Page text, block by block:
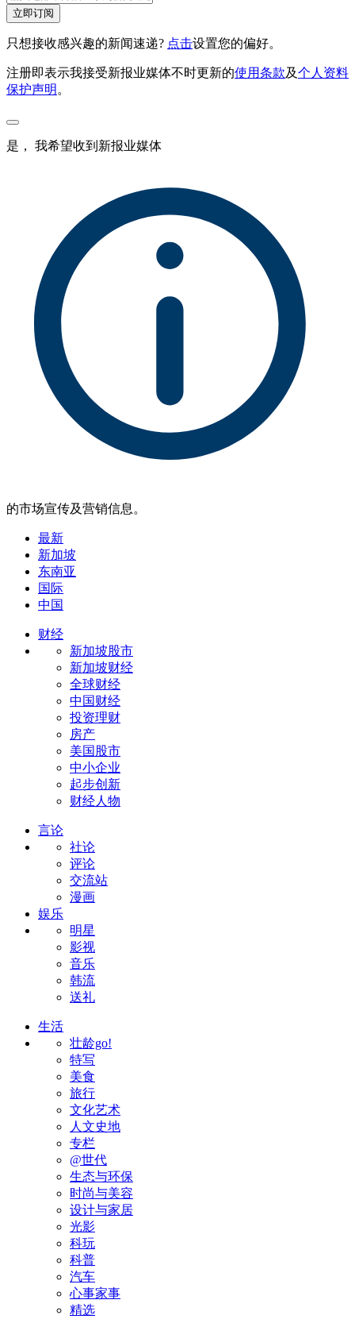
立即订阅
只想接收感兴趣的新闻速递? 点击设置您的偏好。
注册即表示我接受新报业媒体不时更新的使用条款及个人资料
保护声明 。
是， 我希望收到新报业媒体
的市场宣传及营销信息。
最新
新加坡
东南亚
国际
中国
财经
新加坡股市
新加坡财经
全球财经
中国财经
投资理财
房产
美国股市
中小企业
起步创新
财经人物
言论
社论
评论
交流站
漫画
娱乐
明星
影视
音乐
韩流
送礼
生活
壮龄go!
特写
美食
旅行
文化艺术
人文史地
专栏
@世代
生态与环保
时尚与美容
设计与家居
光影
科玩
科普
汽车
心事家事
精选